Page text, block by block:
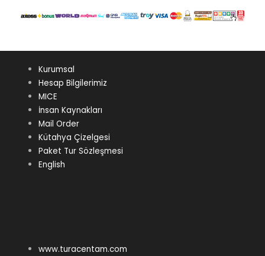
Kurumsal
Hesap Bilgilerimiz
MICE
İnsan Kaynakları
Mail Order
Kütahya Çizelgesi
Paket Tur Sözleşmesi
English
www.turacentam.com